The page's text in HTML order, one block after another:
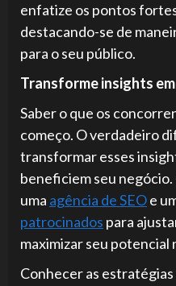
enfatize os pontos
destacando-se de
para o seu público.
Transforme insights
Saber o que os
começo. O verdadeiro
transformar esses
beneficiem seu
uma agência de SEOe
patrocinados para
maximizar seu potencial
Conhecer as